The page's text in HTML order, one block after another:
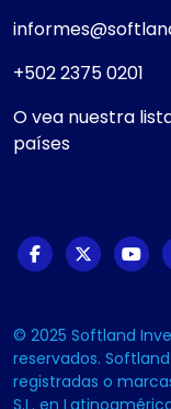
+502 2375 0201
O vea nuestra
países
© 2025 Softland
reservados.
registradas o